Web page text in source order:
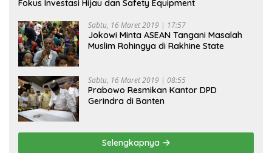
Fokus Investasi Hijau dan Safety Equipment
Sabtu, 16 Maret 2019 | 17:57
Jokowi Minta ASEAN Tangani Masalah
Muslim Rohingya di Rakhine State
Sabtu, 16 Maret 2019 | 08:55
Prabowo Resmikan Kantor DPD
Gerindra di Banten
Selengkapnya